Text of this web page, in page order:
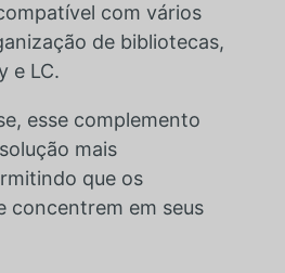
com vários
de bibliotecas,
e LC.
esse complemento
mais
que os
concentrem em seus